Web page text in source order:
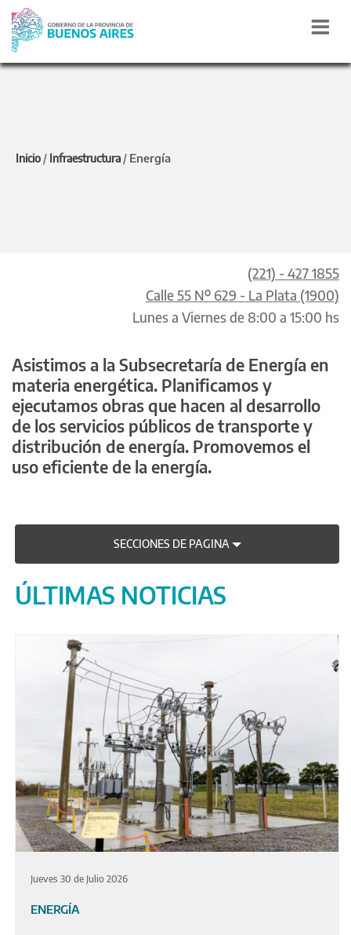
Inicio / Infraestructura / Energía
PROVINCIAL DE
(221) - 427 1855
Calle 55 Nº 629 - La Plata (1900)
Lunes a Viernes de 8:00 a 15:00 hs
Asistimos a la Subsecretaría de Energía en
materia energética. Planificamos y
ejecutamos obras que hacen al desarrollo
de los servicios públicos de transporte y
distribución de energía. Promovemos el
uso eficiente de la energía.
SECCIONES DE PAGINA
ÚLTIMAS NOTICIAS
Jueves 30 de Julio 2026
ENERGÍA